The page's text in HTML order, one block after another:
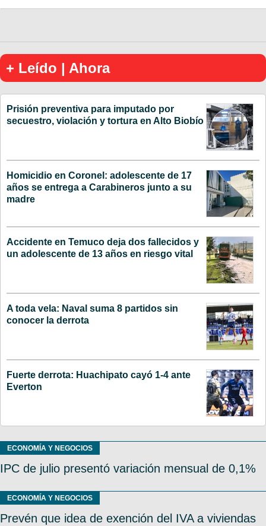
+ Leído | Ahora
Prisión preventiva para imputado por
secuestro, violación y tortura en Alto Biobío
Homicidio en Coronel: adolescente de 17
años se entrega a Carabineros junto a su
madre
Accidente en Temuco deja dos fallecidos y
un adolescente de 13 años en riesgo vital
A toda vela: Naval suma 8 partidos sin
conocer la derrota
Fuerte derrota: Huachipato cayó 1-4 ante
Everton
ECONOMÍA Y NEGOCIOS
IPC de julio presentó variación mensual de 0,1%
ECONOMÍA Y NEGOCIOS
Prevén que idea de exención del IVA a viviendas